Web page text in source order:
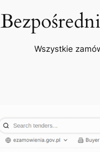
Wszystkie